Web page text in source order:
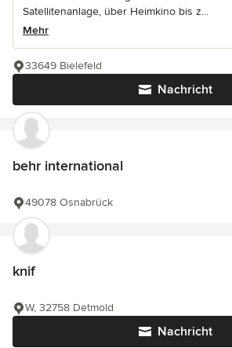
Satellitenanlage, über Heimkino bis z...
Mehr
Nachricht
33649 Bielefeld
behr international
49078 Osnabrück
knif
Nachricht
W, 32758 Detmold